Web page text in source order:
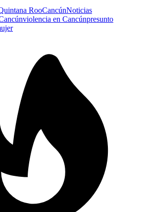
RooCancúnNoticias
violencia en Cancúnpresunto